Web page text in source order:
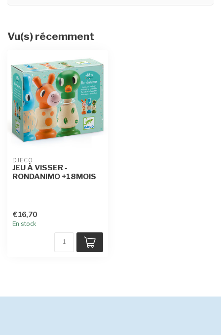
Vu(s) récemment
DJECO
JEU À VISSER -
RONDANIMO +18MOIS
€16,70
En stock